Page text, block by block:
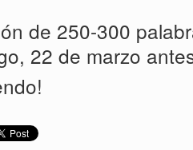
de 250-300
22 de marzo